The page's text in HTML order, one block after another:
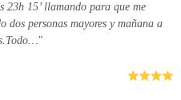
23h 15’ llamando para que me
personas mayores y mañana a